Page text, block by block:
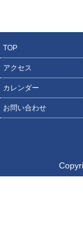
TOP
アクセス
カレンダー
お問い合わせ